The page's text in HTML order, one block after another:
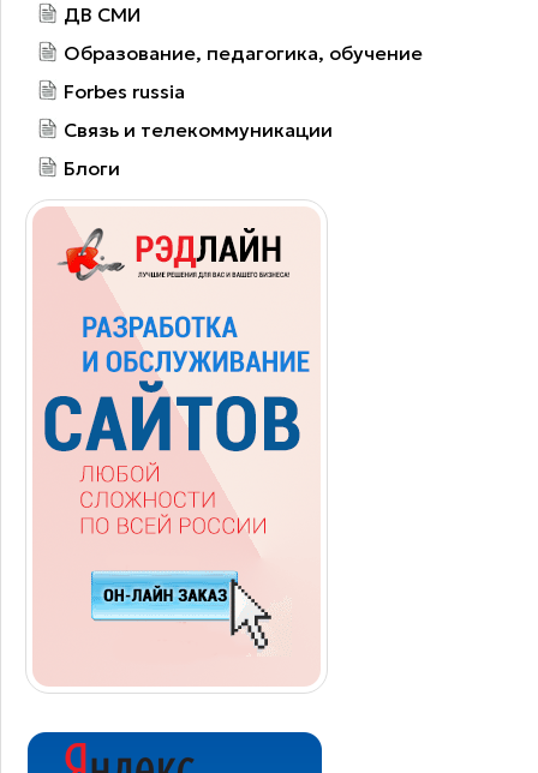
ДВ СМИ
Образование, педагогика, обучение
Forbes russia
Связь и телекоммуникации
Блоги